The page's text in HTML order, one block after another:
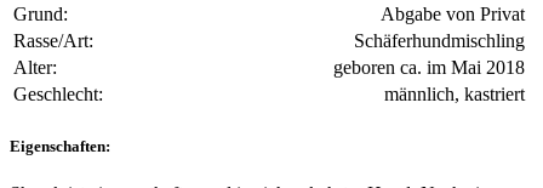
Grund:
Abgabe von Privat
Rasse/Art:
Schäferhundmischling
Alter:
geboren ca. im Mai 2018
Geschlecht:
männlich, kastriert
Eigenschaften: